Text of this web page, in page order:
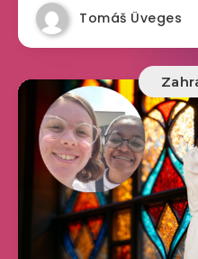
Tomáš Üveges